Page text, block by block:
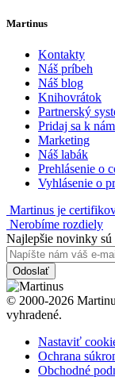
Martinus
Kontakty
Náš príbeh
Náš blog
Knihovrátok
Partnerský
Pridaj sa k nám
Marketing
Náš labák
Prehlásenie o
Vyhlásenie o
Martinus je
Nerobíme rozdiely
Najlepšie novinky
Odoslať
© 2000-2026
vyhradené.
Nastaviť
Ochrana
Obchodné